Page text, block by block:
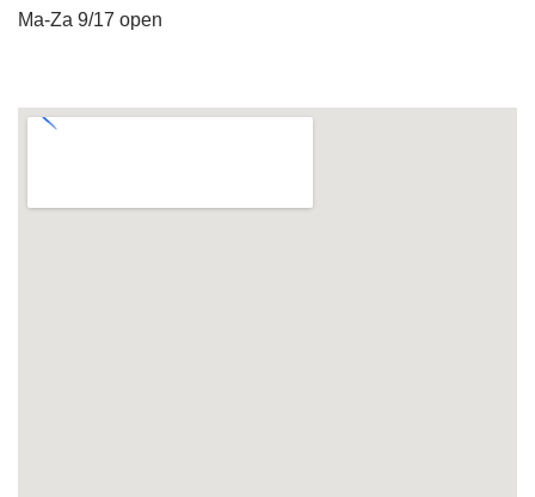
Ma-Za 9/17 open